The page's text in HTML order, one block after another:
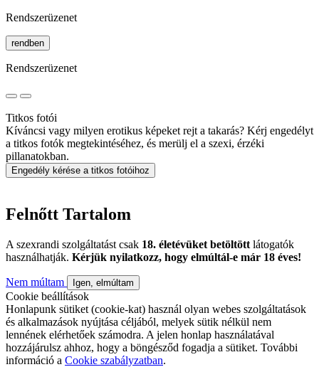
Rendszerüzenet
rendben
Rendszerüzenet
Titkos fotói
Kíváncsi vagy milyen erotikus képeket rejt a takarás? Kérj engedélyt
a titkos fotók megtekintéséhez, és merülj el a szexi, érzéki
pillanatokban.
Engedély kérése a titkos fotóihoz
Felnőtt Tartalom
A szexrandi szolgáltatást csak 18. életévüket betöltött látogatók
használhatják. Kérjük nyilatkozz, hogy elmúltál-e már 18 éves!
Nem múltam Igen, elmúltam
Cookie beállítások
Honlapunk sütiket (cookie-kat) használ olyan webes szolgáltatások
és alkalmazások nyújtása céljából, melyek sütik nélkül nem
lennének elérhetőek számodra. A jelen honlap használatával
hozzájárulsz ahhoz, hogy a böngésződ fogadja a sütiket. További
információ a Cookie szabályzatban.